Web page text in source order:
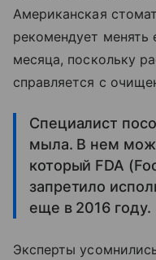
Американская
рекомендует
месяца, поскольку
справляется с
Специалист
мыла. В нем
который FDA
запретило
еще в 2016 году.
Эксперты